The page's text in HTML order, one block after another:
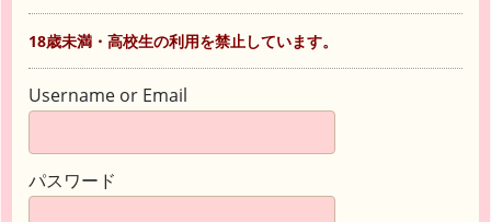
18歳未満・高校生の利用を禁止しています。
Username or Email
パスワード